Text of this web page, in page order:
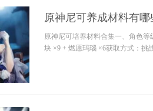
原神尼可养成材料有
原神尼可培养材料合集一、角色
块 ×9 + 燃愿玛瑙 ×6获取方式：挑